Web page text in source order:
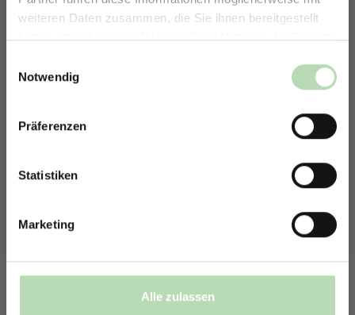
weiteren Daten zusammen, die Sie ihnen bereitgestellt
haben oder die sie im Rahmen Ihrer Nutzung der Dienste
Notwendig
Präferenzen
Statistiken
Marketing
Alle zulassen
501072255
ERHALTE 5% RABATT AUF
DEINE RÜCKWÄNDE